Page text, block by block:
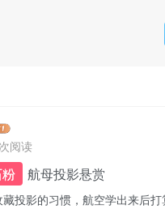
阅读
航母投影悬赏
投影的习惯，航空学出来后